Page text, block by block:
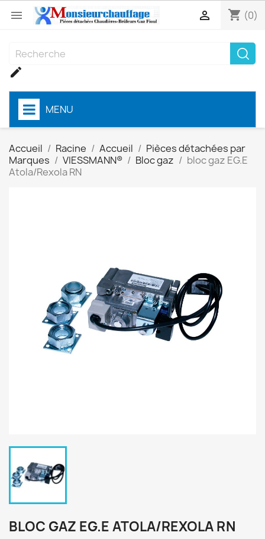
 shopping_cart (0)


MENU
Accueil Racine Accueil
Pièces détachées par
Marques
VIESSMANN® Bloc gaz
bloc gaz EG.E
Atola/Rexola RN
BLOC GAZ EG.E ATOLA/REXOLA RN